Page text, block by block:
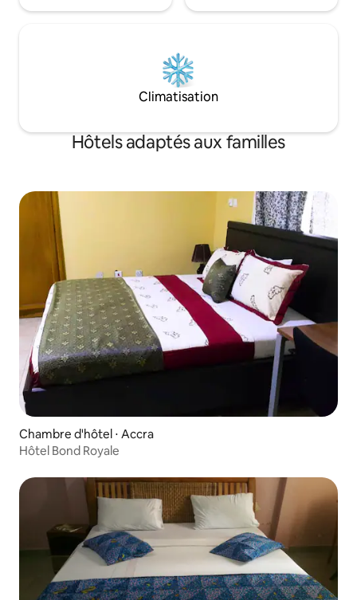
Climatisation
Hôtels adaptés aux familles
Chambre d'hôtel ⋅ Accra
Hôtel Bond Royale